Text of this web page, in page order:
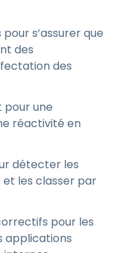
s’assurer que
des
des
une
réactivité en
détecter les
et les classer par
pour les
applications